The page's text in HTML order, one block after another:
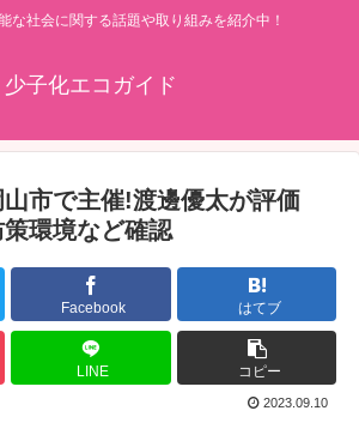
な社会に関する話題や取り組みを紹介中！
少子化エコガイド
市で主催!渡邊優太が評価
環境など確認
Facebook はてブ
LINE コピー
2023.09.10